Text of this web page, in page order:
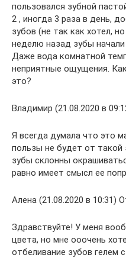
пользовался зубной
2 , иногда 3 раза в день,
зубов (не так как хотел,
неделю назад зубы начали
Даже вода комнатной
неприятные ощущения.
это?
Владимир (21.08.2020 в
Я всегда думала что это
пользы не будет от
зубы склонны
равно имеет смысл ее
Алена (21.08.2020 в 10:31)
Здравствуйте! У меня
цвета, но мне ооочень
отбеливание зубов гелем